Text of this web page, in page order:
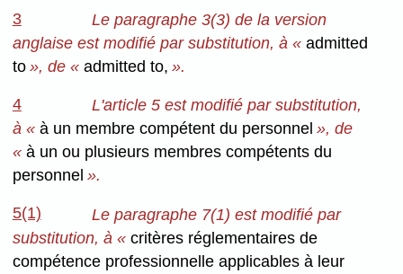
3
Le paragraphe 3(3) de la version
anglaise est modifié par substitution, à « admitted
to», de « admitted to, ».
4
L'article 5 est modifié par substitution,
à « à un membre compétent du personnel », de
« à un ou plusieurs membres compétents du
personnel ».
5(1)
Le paragraphe 7(1) est modifié par
substitution, à « critères réglementaires de
compétence professionnelle applicables à leur